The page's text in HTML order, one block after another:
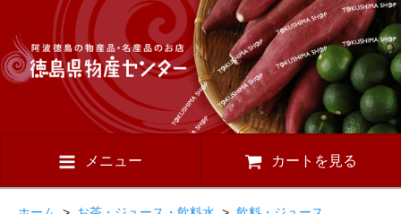
メニュー カートを見る